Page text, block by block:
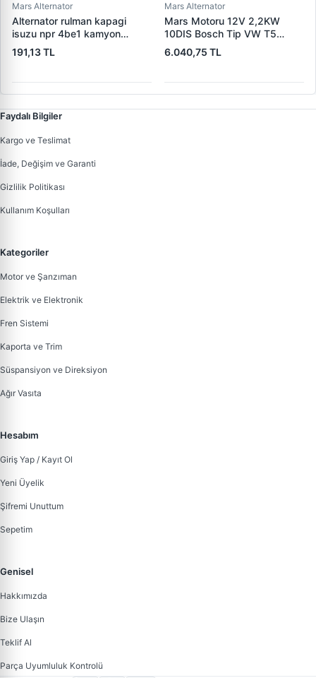
Mars Alternator
Alternator rulman kapagi
isuzu npr 4be1 kamyon
(hitachi tip)
191,13 TL
Mars Alternator
Mars Motoru 12V 2,2KW
10DIS Bosch Tip VW T5
Multivan 2,5 Tdi | CARGO
F032113678 | OEM
6.040,75 TL
Faydalı Bilgiler
Kargo ve Teslimat
İade, Değişim ve Garanti
Gizlilik Politikası
Kullanım Koşulları
Kategoriler
Motor ve Şanzıman
Elektrik ve Elektronik
Fren Sistemi
Kaporta ve Trim
Süspansiyon ve Direksiyon
Ağır Vasıta
Hesabım
Giriş Yap / Kayıt Ol
Yeni Üyelik
Şifremi Unuttum
Sepetim
Genisel
Hakkımızda
Bize Ulaşın
Teklif Al
Parça Uyumluluk Kontrolü